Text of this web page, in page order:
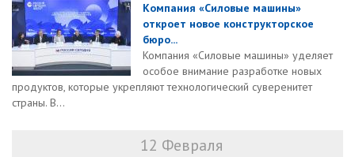
Компания «Силовые машины»
откроет новое конструкторское
бюро...
Компания «Силовые машины» уделяет
особое внимание разработке новых
продуктов, которые укрепляют технологический суверенитет
страны. В...
12 Февраля